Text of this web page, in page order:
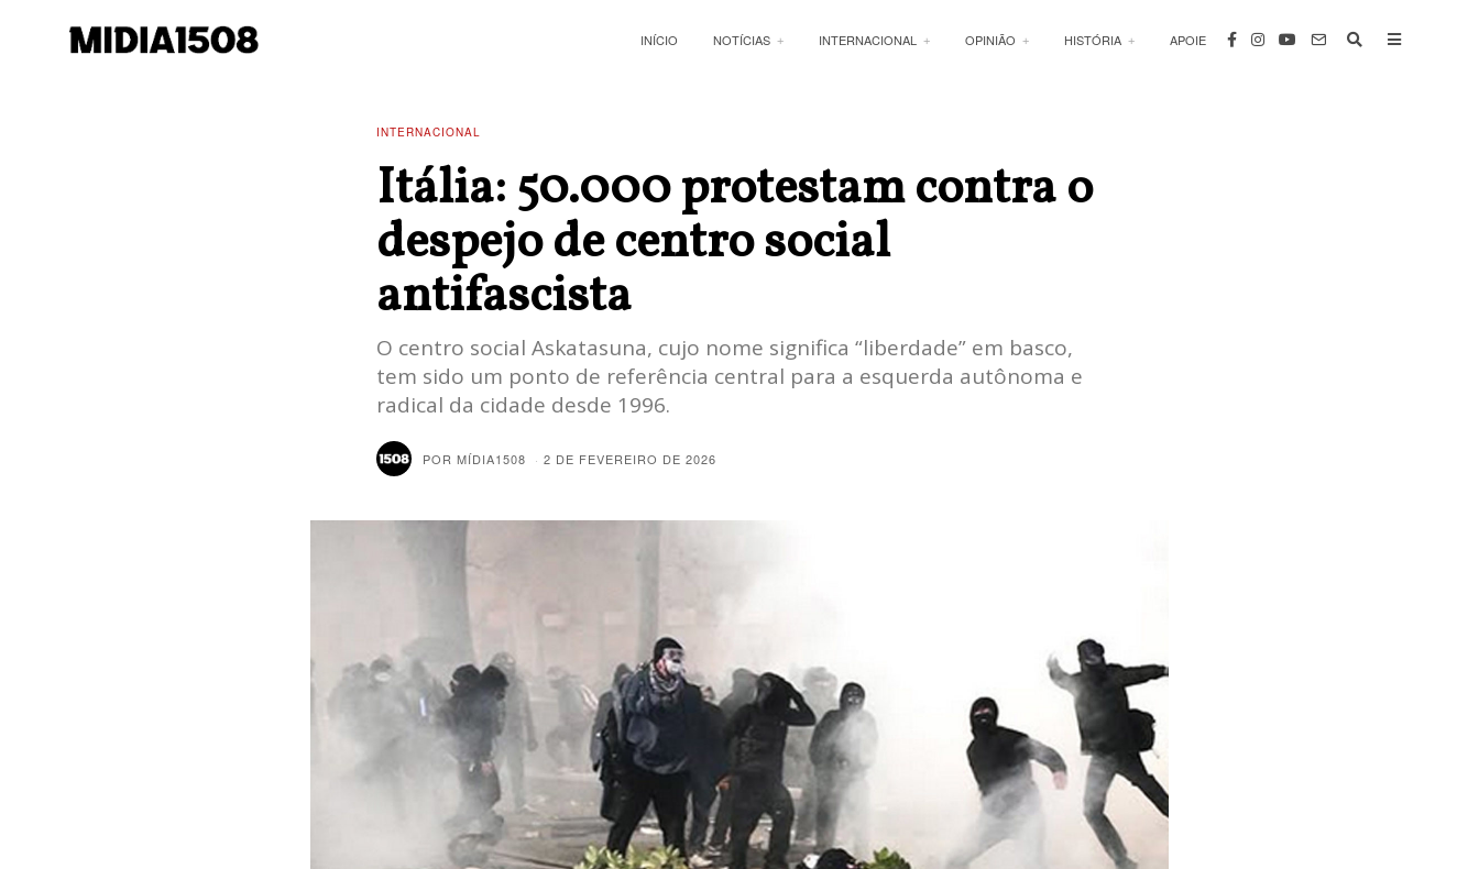
INÍCIO NOTÍCIAS INTERNACIONAL OPINIÃO HISTÓRIA APOIE
INTERNACIONAL
Itália: 50.000 protestam contra o
despejo de centro social
antifascista
O centro social Askatasuna, cujo nome significa “liberdade” em basco,
tem sido um ponto de referência central para a esquerda autônoma e
radical da cidade desde 1996.
POR MÍDIA1508 2 DE FEVEREIRO DE 2026